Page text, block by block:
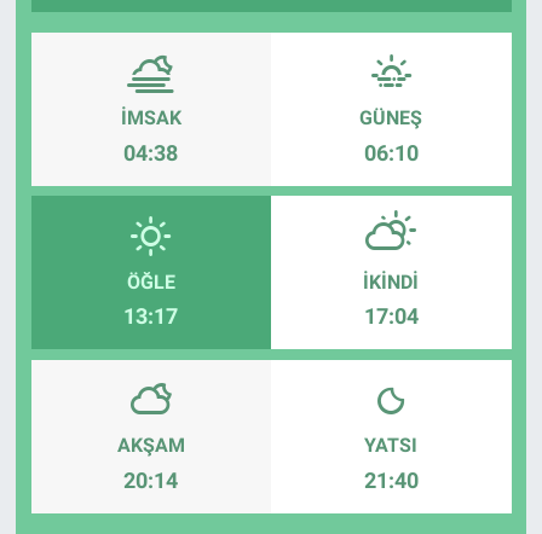
İMSAK
04:38
GÜNEŞ
06:10
ÖĞLE
13:17
İKINDI
17:04
AKŞAM
20:14
YATSI
21:40